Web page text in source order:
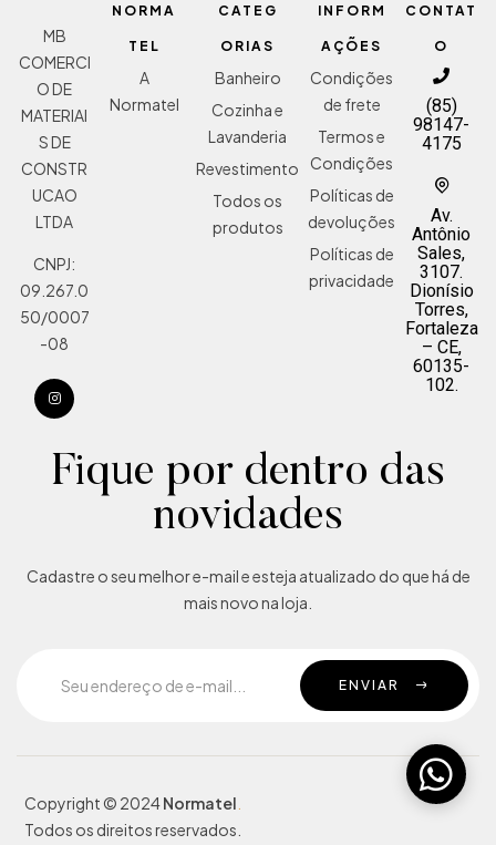
MB
COMERCI
O DE
MATERIAI
S DE
CONSTR
UCAO
LTDA
CNPJ:
09.267.0
50/0007
-08
NORMA
TEL
A
Normatel
CATEG
ORIAS
Banheiro
Cozinha e
Lavanderia
Revestimento
Todos os
produtos
INFORM
AÇÕES
Condições
de frete
Termos e
Condições
Políticas de
devoluções
Políticas de
privacidade
CONTAT
O
(85)
98147-
4175
Av.
Antônio
Sales,
3107.
Dionísio
Torres,
Fortaleza
– CE,
60135-
102.
Fique por dentro das
novidades
Cadastre o seu melhor e-mail e esteja atualizado do que há de
mais novo na loja.
ENVIAR
Copyright © 2024Normatel
Todos os direitos reservados.